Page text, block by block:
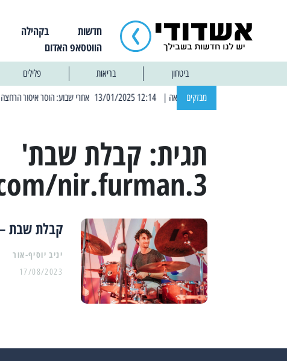
חדשות בקהילה
הווטסאפ האדום
ביטחון בריאות פלילים
מבזקים | 12:14 13/01/2025 אחרי שבוע: הוסר איסור הרחצה בחופי אשדוד
תגית: קבלת שבת'
nir.furman.3
קבלת שבת –
יניב יוסיף-אור
17/08/2023